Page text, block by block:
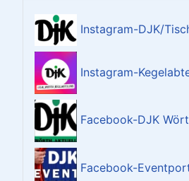
Instagram-DJK/
Instagram-
Facebook-DJK
Facebook-